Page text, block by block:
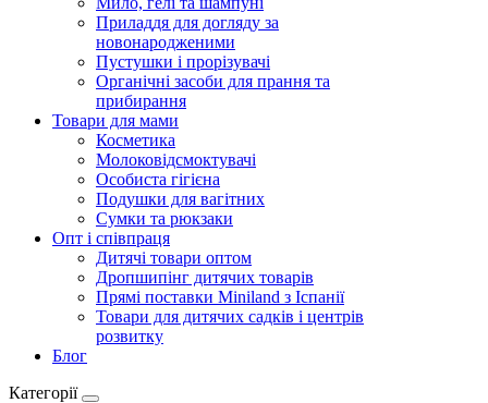
Приладдя для догляду за
новонародженими
Пустушки і прорізувачі
Органічні засоби для прання та
прибирання
Товари для мами
Косметика
Молоковідсмоктувачі
Особиста гігієна
Подушки для вагітних
Сумки та рюкзаки
Опт і співпраця
Дитячі товари оптом
Дропшипінг дитячих товарів
Прямі поставки Miniland з Іспанії
Товари для дитячих садків і центрів
розвитку
Блог
Категорії